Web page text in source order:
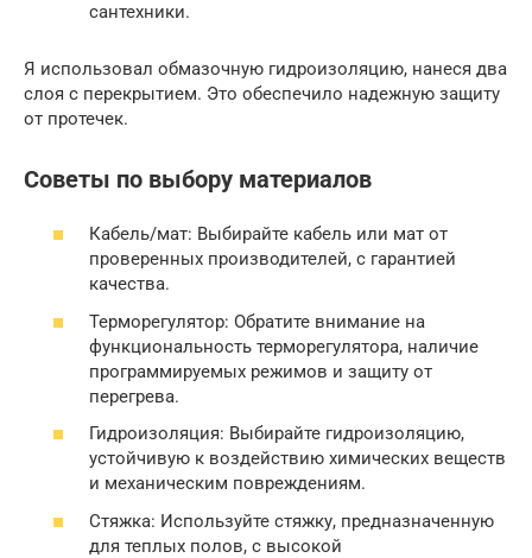
сантехники.
Я использовал обмазочную гидроизоляцию, нанеся два
слоя с перекрытием. Это обеспечило надежную защиту
от протечек.
Советы по выбору материалов
Кабель/мат: Выбирайте кабель или мат от
проверенных производителей, с гарантией
качества.
Терморегулятор: Обратите внимание на
функциональность терморегулятора, наличие
программируемых режимов и защиту от
перегрева.
Гидроизоляция: Выбирайте гидроизоляцию,
устойчивую к воздействию химических веществ
и механическим повреждениям.
Стяжка: Используйте стяжку, предназначенную
для теплых полов, с высокой